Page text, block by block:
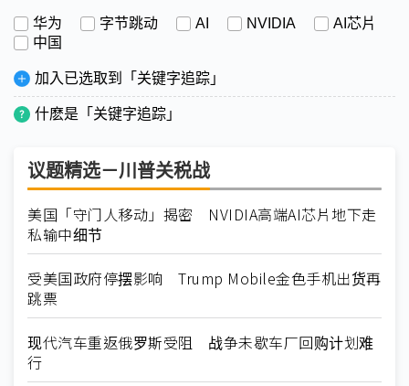
华为 字节跳动 AI NVIDIA
AI芯片
中国
加入已选取到「关键字追踪」
什麽是「关键字追踪」
议题精选－川普关税战
美国「守门人移动」揭密 NVIDIA高端AI芯片地下走
私输中细节
受美国政府停摆影响 Trump Mobile金色手机出货再
跳票
现代汽车重返俄罗斯受阻 战争未歇车厂回购计划难
行